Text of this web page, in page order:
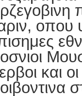
οπου
και